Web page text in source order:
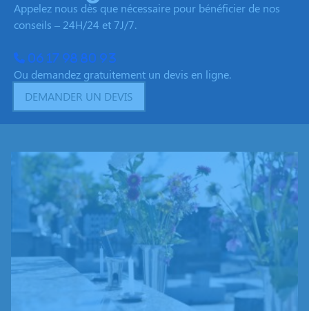
Appelez nous dès que nécessaire pour bénéficier de nos
conseils – 24H/24 et 7J/7.
06 17 98 80 93
Ou demandez gratuitement un devis en ligne.
DEMANDER UN DEVIS